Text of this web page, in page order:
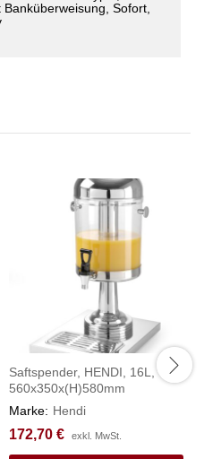
Sofort,
Saftspender, HENDI, 16L,
560x350x(H)580mm
Marke: Hendi
172,70 € exkl. MwSt.